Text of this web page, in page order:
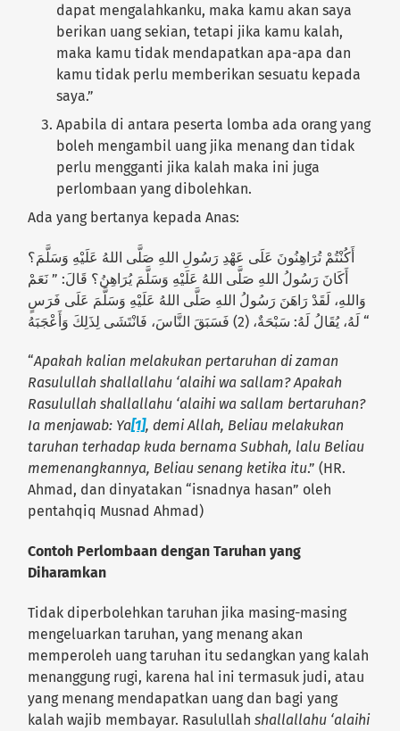
dapat mengalahkanku, maka kamu akan saya
berikan uang sekian, tetapi jika kamu kalah,
maka kamu tidak mendapatkan apa-apa dan
kamu tidak perlu memberikan sesuatu kepada
saya.”
Apabila di antara peserta lomba ada orang yang
boleh mengambil uang jika menang dan tidak
perlu mengganti jika kalah maka ini juga
perlombaan yang dibolehkan.
Ada yang bertanya kepada Anas:
أَكُنْتُمْ تُرَاهِنُونَ عَلَى عَهْدِ رَسُولِ اللهِ صَلَّى اللهُ عَلَيْهِ وَسَلَّمَ؟
أَكَانَ رَسُولُ اللهِ صَلَّى اللهُ عَلَيْهِ وَسَلَّمَ يُرَاهِنُ؟ قَالَ: ” نَعَمْ
وَاللهِ، لَقَدْ رَاهَنَ رَسُولُ اللهِ صَلَّى اللهُ عَلَيْهِ وَسَلَّمَ عَلَى فَرَسٍ
لَهُ، يُقَالُ لَهُ: سَبْحَةٌ، (2) فَسَبَقَ النَّاسَ، فَانْتَشَى لِذَلِكَ وَأَعْجَبَهُ “
“Apakah kalian melakukan pertaruhan di zaman
Rasulullah shallallahu ‘alaihi wa sallam? Apakah
Rasulullah shallallahu ‘alaihi wa sallam bertaruhan?
Ia menjawab: Ya[1], demi Allah, Beliau melakukan
taruhan terhadap kuda bernama Subhah, lalu Beliau
memenangkannya, Beliau senang ketika itu.” (HR.
Ahmad, dan dinyatakan “isnadnya hasan” oleh
pentahqiq Musnad Ahmad)
Contoh Perlombaan dengan Taruhan yang
Diharamkan
Tidak diperbolehkan taruhan jika masing-masing
mengeluarkan taruhan, yang menang akan
memperoleh uang taruhan itu sedangkan yang kalah
menanggung rugi, karena hal ini termasuk judi, atau
yang menang mendapatkan uang dan bagi yang
kalah wajib membayar. Rasulullahshallallahu ‘alaihi